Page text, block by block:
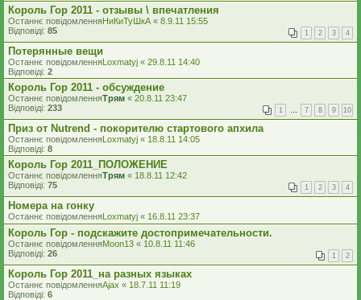
Король Гор 2011 - отзывы \ впечатления
Останнє повідомленняНиКиТуШкА « 8.9.11 15:55
Відповіді: 85 1 2 3 4
Потерянные вещи
Останнє повідомленняLoxmatyj « 29.8.11 14:40
Відповіді: 2
Король Гор 2011 - обсуждение
Останнє повідомленняТрям « 20.8.11 23:47
Відповіді: 233 1 … 7 8 9 10
Приз от Nutrend - покорителю стартового апхила
Останнє повідомленняLoxmatyj « 18.8.11 14:05
Відповіді: 8
Король Гор 2011_ПОЛОЖЕНИЕ
Останнє повідомленняТрям « 18.8.11 12:42
Відповіді: 75 1 2 3 4
Номера на гонку
Останнє повідомленняLoxmatyj « 16.8.11 23:37
Король Гор - подскажите достопримечательности.
Останнє повідомленняMoon13 « 10.8.11 11:46
Відповіді: 26 1 2
Король Гор 2011_на разных языках
Останнє повідомленняAjax « 18.7.11 11:19
Відповіді: 6